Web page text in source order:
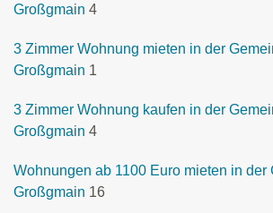
Großgmain 4
3 Zimmer Wohnung mieten in der
Großgmain 1
3 Zimmer Wohnung kaufen in der
Großgmain 4
Wohnungen ab 1100 Euro mieten in der
Großgmain 16